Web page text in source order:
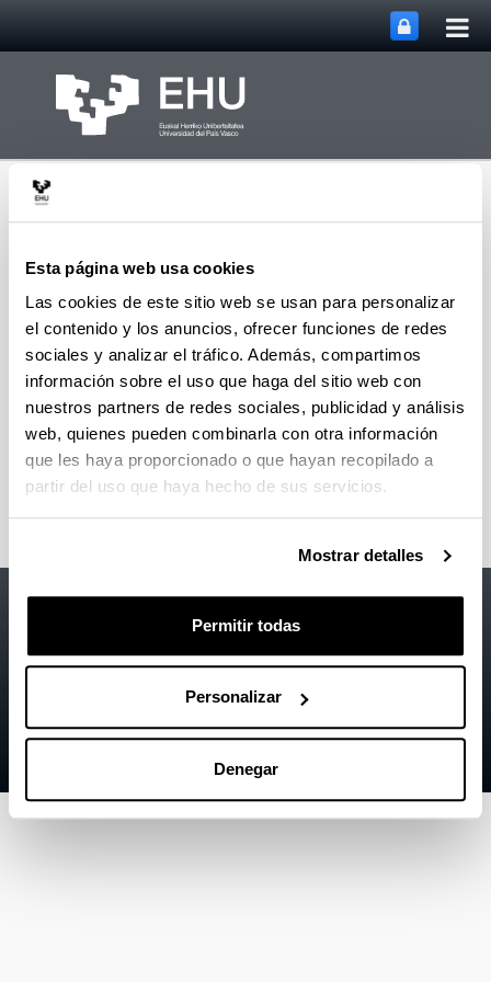
Esta página web usa cookies
Las cookies de este sitio web se usan para personalizar
el contenido y los anuncios, ofrecer funciones de redes
sociales y analizar el tráfico. Además, compartimos
información sobre el uso que haga del sitio web con
nuestros partners de redes sociales, publicidad y análisis
web, quienes pueden combinarla con otra información
que les haya proporcionado o que hayan recopilado a
partir del uso que haya hecho de sus servicios.
Mostrar detalles
Permitir todas
Personalizar
Denegar
Oficina de Cooperación
al Desarrollo
MenúAbrir/cerrar
Este formulario no está disponible o no fue
publicado.
Mapa